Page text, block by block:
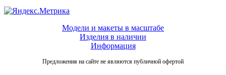
Модели и макеты в масштабе
Изделия в наличии
Информация
Предложения на сайте не являются публичной офертой